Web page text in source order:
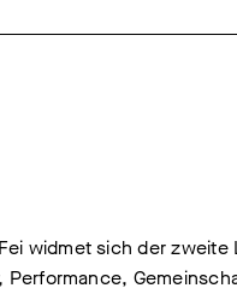
widmet sich der zweite